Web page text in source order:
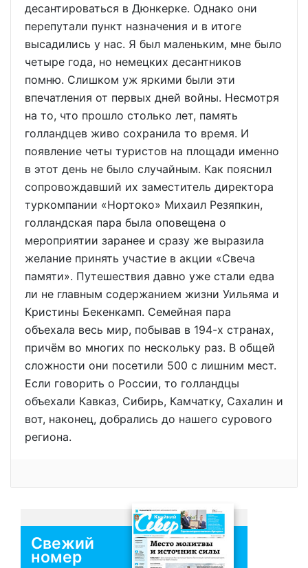
десантироваться в Дюнкерке. Однако они
перепутали пункт назначения и в итоге
высадились у нас. Я был маленьким, мне было
четыре года, но немецких десантников
помню. Слишком уж яркими были эти
впечатления от первых дней войны. Несмотря
на то, что прошло столько лет, память
голландцев живо сохранила то время. И
появление четы туристов на площади именно
в этот день не было случайным. Как пояснил
сопровождавший их заместитель директора
туркомпании «Нортоко» Михаил Резяпкин,
голландская пара была оповещена о
мероприятии заранее и сразу же выразила
желание принять участие в акции «Свеча
памяти». Путешествия давно уже стали едва
ли не главным содержанием жизни Уильяма и
Кристины Бекенкамп. Семейная пара
объехала весь мир, побывав в 194-х странах,
причём во многих по нескольку раз. В общей
сложности они посетили 500 с лишним мест.
Если говорить о России, то голландцы
объехали Кавказ, Сибирь, Камчатку, Сахалин и
вот, наконец, добрались до нашего сурового
региона.
Свежий
номер